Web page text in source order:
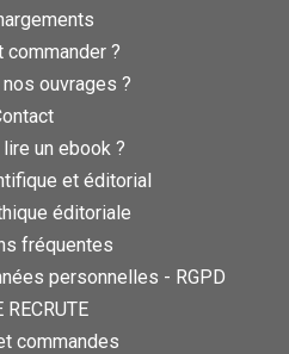
commander ?
ouvrages ?
un ebook ?
et éditorial
éditoriale
fréquentes
personnelles - RGPD
RECRUTE
commandes